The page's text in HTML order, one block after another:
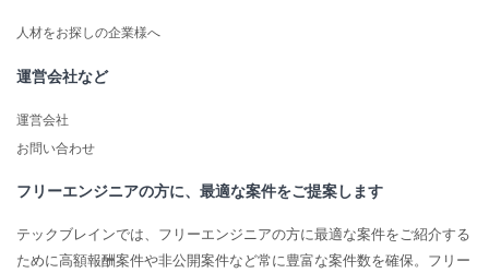
人材をお探しの企業様へ
運営会社など
運営会社
お問い合わせ
フリーエンジニアの方に、最適な案件をご提案します
テックブレインでは、フリーエンジニアの方に最適な案件をご紹介する
ために高額報酬案件や非公開案件など常に豊富な案件数を確保。フリー